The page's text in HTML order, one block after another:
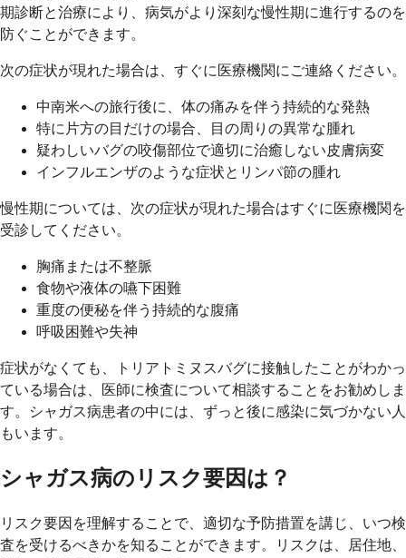
期診断と治療により、病気がより深刻な慢性期に進行するのを
防ぐことができます。
次の症状が現れた場合は、すぐに医療機関にご連絡ください。
中南米への旅行後に、体の痛みを伴う持続的な発熱
特に片方の目だけの場合、目の周りの異常な腫れ
疑わしいバグの咬傷部位で適切に治癒しない皮膚病変
インフルエンザのような症状とリンパ節の腫れ
慢性期については、次の症状が現れた場合はすぐに医療機関を
受診してください。
胸痛または不整脈
食物や液体の嚥下困難
重度の便秘を伴う持続的な腹痛
呼吸困難や失神
症状がなくても、トリアトミヌスバグに接触したことがわかっ
ている場合は、医師に検査について相談することをお勧めしま
す。シャガス病患者の中には、ずっと後に感染に気づかない人
もいます。
シャガス病のリスク要因は？
リスク要因を理解することで、適切な予防措置を講じ、いつ検
査を受けるべきかを知ることができます。リスクは、居住地、